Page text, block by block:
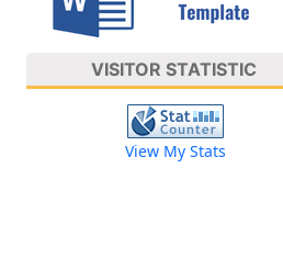
VISITOR STATISTIC
View My Stats